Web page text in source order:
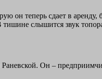
он теперь сдает в аренду,
слышится звук
Он –